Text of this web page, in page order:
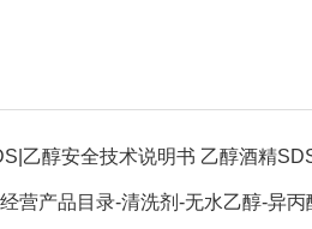
乙醇安全技术说明书 乙醇酒精
营产品目录-清洗剂-无水乙醇-异